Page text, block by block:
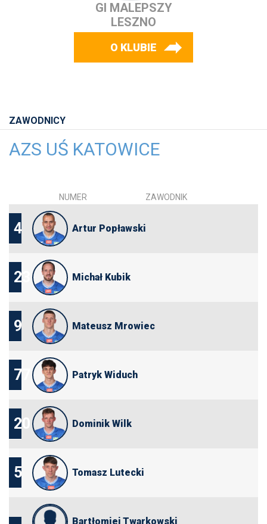
GI MALEPSZY
LESZNO
O KLUBIE
ZAWODNICY
AZS UŚ KATOWICE
NUMER ZAWODNIK
4 Artur Popławski
23 Michał Kubik
9 Mateusz Mrowiec
77 Patryk Widuch
20 Dominik Wilk
5 Tomasz Lutecki
Bartłomiej Twarkowski